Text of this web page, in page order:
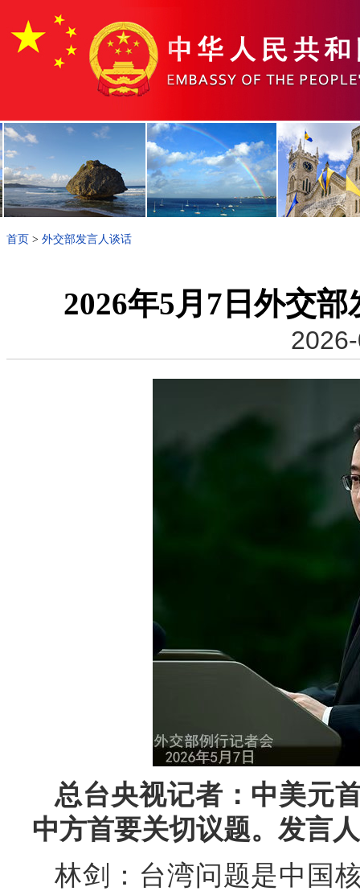
首页 > 外交部发言人谈话
2026年5月7日外交
总台央视记者：中美元
中方首要关切议题。发言
林剑：台湾问题是中国